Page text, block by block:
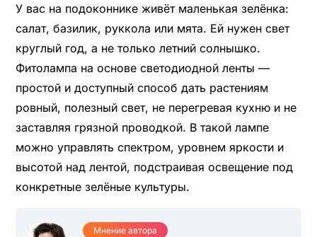
У вас на подоконнике живёт маленькая зелёнка:
салат, базилик, руккола или мята. Ей нужен свет
круглый год, а не только летний солнышко.
Фитолампа на основе светодиодной ленты —
простой и доступный способ дать растениям
ровный, полезный свет, не перегревая кухню и не
заставляя грязной проводкой. В такой лампе
можно управлять спектром, уровнем яркости и
высотой над лентой, подстраивая освещение под
конкретные зелёные культуры.
Мнение автора